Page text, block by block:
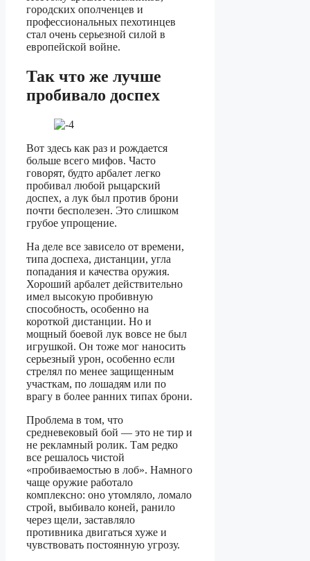
городских ополченцев и
профессиональных пехотинцев
стал очень серьезной силой в
европейской войне.
Так что же лучше
пробивало доспех
Вот здесь как раз и рождается
больше всего мифов. Часто
говорят, будто арбалет легко
пробивал любой рыцарский
доспех, а лук был против брони
почти бесполезен. Это слишком
грубое упрощение.
На деле все зависело от времени,
типа доспеха, дистанции, угла
попадания и качества оружия.
Хороший арбалет действительно
имел высокую пробивную
способность, особенно на
короткой дистанции. Но и
мощный боевой лук вовсе не был
игрушкой. Он тоже мог наносить
серьезный урон, особенно если
стрелял по менее защищенным
участкам, по лошадям или по
врагу в более ранних типах брони.
Проблема в том, что
средневековый бой — это не тир и
не рекламный ролик. Там редко
все решалось чистой
«пробиваемостью в лоб». Намного
чаще оружие работало
комплексно: оно утомляло, ломало
строй, выбивало коней, ранило
через щели, заставляло
противника двигаться хуже и
чувствовать постоянную угрозу.